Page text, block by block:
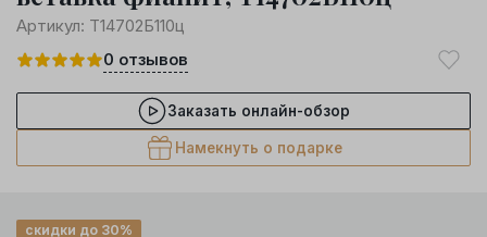
Артикул: Т14702Б110ц
0 отзывов
Заказать онлайн-обзор
Намекнуть о подарке
скидки до 30%